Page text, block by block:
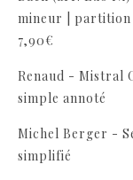
mineur | partition
7,90€
Renaud - Mistral
simple annoté
Michel Berger -
simplifié